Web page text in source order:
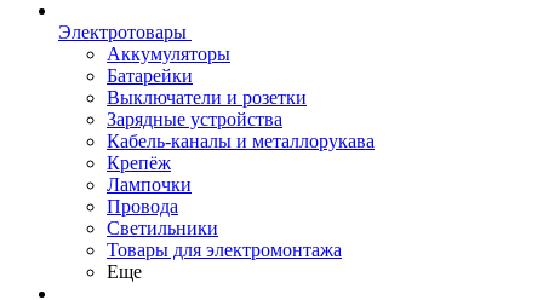
Электротовары
Аккумуляторы
Батарейки
Выключатели и розетки
Зарядные устройства
Кабель-каналы и металлорукава
Крепёж
Лампочки
Провода
Светильники
Товары для электромонтажа
Еще